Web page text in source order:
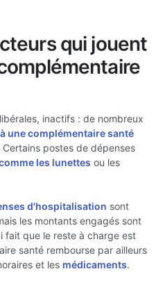
qui jouent
inactifs : de nombreux
une complémentaire santé
postes de dépenses
les lunettes ou les
d'hospitalisation sont
les montants engagés sont
fait que le reste à charge est
santé rembourse par ailleurs
et les médicaments.